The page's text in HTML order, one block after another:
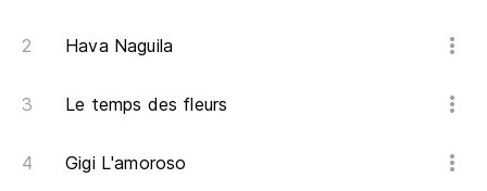
Hava Naguila
Le temps des fleurs
Gigi L'amoroso